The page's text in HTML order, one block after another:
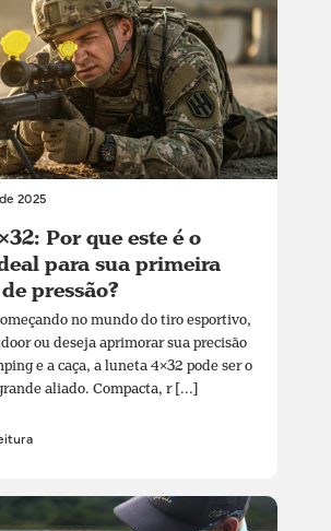
2025
Por que este é o
para sua primeira
pressão?
no mundo do tiro esportivo,
ou deseja aprimorar sua precisão
e a caça, a luneta 4×32 pode ser o
aliado. Compacta, r [...]